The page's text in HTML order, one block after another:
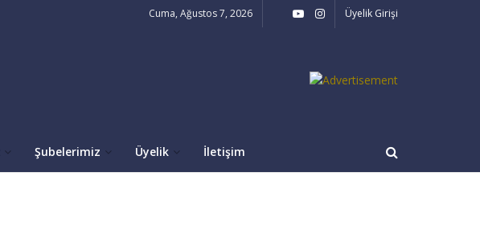
Cuma, Ağustos 7, 2026 Üyelik Girişi
Şubelerimiz Üyelik İletişim